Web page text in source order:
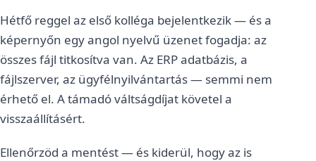
Hétfő reggel az első kolléga bejelentkezik — és a
képernyőn egy angol nyelvű üzenet fogadja: az
összes fájl titkosítva van. Az ERP adatbázis, a
fájlszerver, az ügyfélnyilvántartás — semmi nem
érhető el. A támadó váltságdíjat követel a
visszaállításért.
Ellenőrzöd a mentést — és kiderül, hogy az is